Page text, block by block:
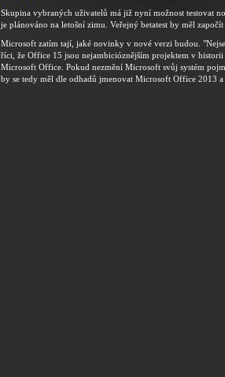
Skupina vybraných uživatelů má již nyní možnost testovat
je plánováno na letošní zimu. Veřejný betatest by měl započít
Microsoft zatím tají, jaké novinky v nové verzi budou.
říci, že Office 15 jsou nejambicióznějším projektem v
Microsoft Office. Pokud nezmění Microsoft svůj systém
by se tedy měl dle odhadů jmenovat Microsoft Office 2013